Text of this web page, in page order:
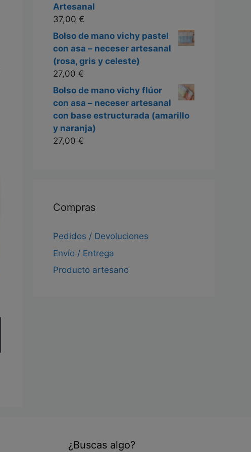
Artesanal
37,00 €
Bolso de mano vichy pastel
con asa – neceser artesanal
(rosa, gris y celeste)
27,00 €
Bolso de mano vichy flúor
con asa – neceser artesanal
con base estructurada (amarillo
y naranja)
27,00 €
Compras
Pedidos / Devoluciones
Envío / Entrega
Producto artesano
¿Buscas algo?